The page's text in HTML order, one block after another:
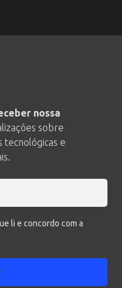
nossa
sobre
tecnológicas e
li e concordo com a